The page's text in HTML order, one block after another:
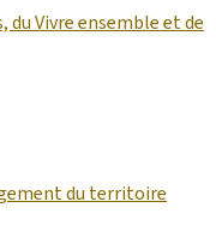
du Vivre ensemble et de
du territoire